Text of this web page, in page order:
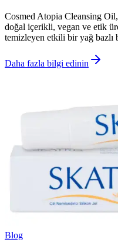
Cosmed Atopia Cleansing
doğal içerikli, vegan ve etik
temizleyen etkili bir yağ bazlı
Daha fazla bilgi edinin
Blog